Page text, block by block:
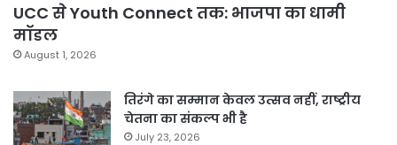
UCC से Youth Connect तक: भाजपा का धामी
मॉडल
August 1, 2026
तिरंगे का सम्मान केवल उत्सव नहीं, राष्ट्रीय
चेतना का संकल्प भी है
July 23, 2026